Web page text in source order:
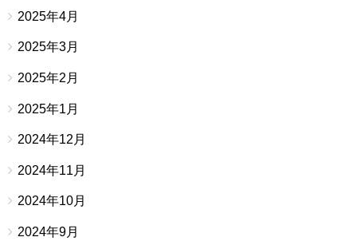
2025年4月
2025年3月
2025年2月
2025年1月
2024年12月
2024年11月
2024年10月
2024年9月